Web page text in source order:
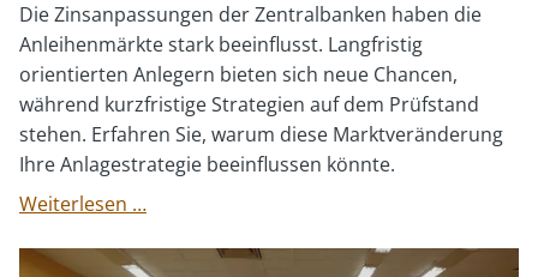
Die Zinsanpassungen der Zentralbanken haben die
Anleihenmärkte stark beeinflusst. Langfristig
orientierten Anlegern bieten sich neue Chancen,
während kurzfristige Strategien auf dem Prüfstand
stehen. Erfahren Sie, warum diese Marktveränderung
Ihre Anlagestrategie beeinflussen könnte.
Weiterlesen …Endlich
Zinsen